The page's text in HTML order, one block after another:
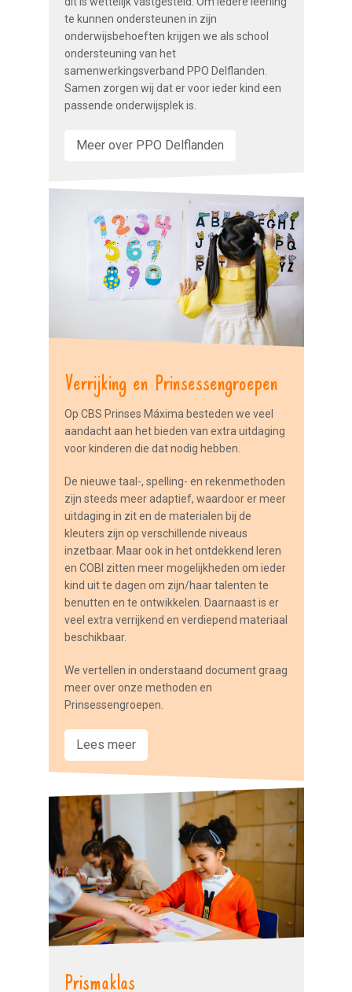
te kunnen ondersteunen in zijn
onderwijsbehoeften krijgen we als school
ondersteuning van het
samenwerkingsverband PPO Delflanden.
Samen zorgen wij dat er voor ieder kind een
passende onderwijsplek is.
Meer over PPO Delflanden
Verrijking en Prinsessengroepen
Op CBS Prinses Máxima besteden we veel
aandacht aan het bieden van extra uitdaging
voor kinderen die dat nodig hebben.
De nieuwe taal-, spelling- en rekenmethoden
zijn steeds meer adaptief, waardoor er meer
uitdaging in zit en de materialen bij de
kleuters zijn op verschillende niveaus
inzetbaar. Maar ook in het ontdekkend leren
en COBI zitten meer mogelijkheden om ieder
kind uit te dagen om zijn/haar talenten te
benutten en te ontwikkelen. Daarnaast is er
veel extra verrijkend en verdiepend materiaal
beschikbaar.
We vertellen in onderstaand document graag
meer over onze methoden en
Prinsessengroepen.
Lees meer
Prismaklas